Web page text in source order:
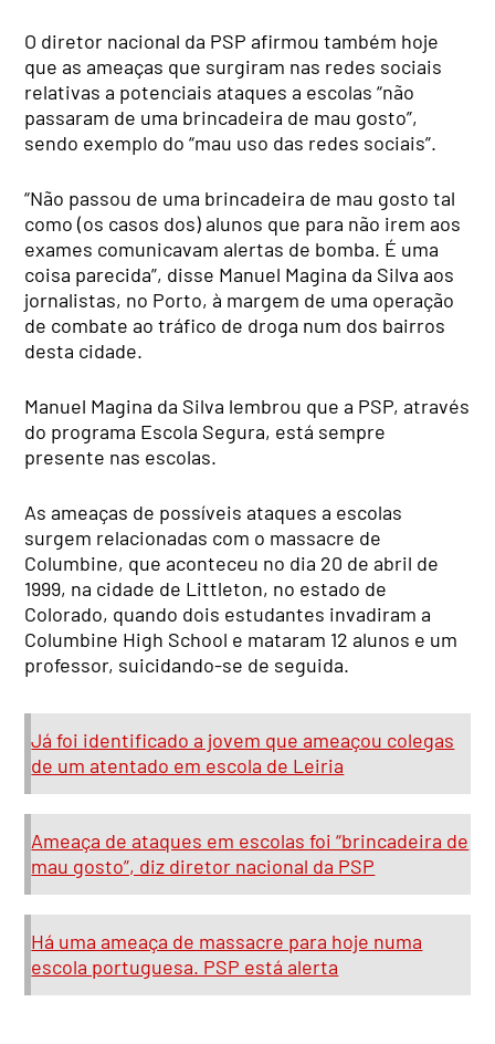
O diretor nacional da PSP afirmou também hoje
que as ameaças que surgiram nas redes sociais
relativas a potenciais ataques a escolas “não
passaram de uma brincadeira de mau gosto”,
sendo exemplo do “mau uso das redes sociais”.
“Não passou de uma brincadeira de mau gosto tal
como (os casos dos) alunos que para não irem aos
exames comunicavam alertas de bomba. É uma
coisa parecida”, disse Manuel Magina da Silva aos
jornalistas, no Porto, à margem de uma operação
de combate ao tráfico de droga num dos bairros
desta cidade.
Manuel Magina da Silva lembrou que a PSP, através
do programa Escola Segura, está sempre
presente nas escolas.
As ameaças de possíveis ataques a escolas
surgem relacionadas com o massacre de
Columbine, que aconteceu no dia 20 de abril de
1999, na cidade de Littleton, no estado de
Colorado, quando dois estudantes invadiram a
Columbine High School e mataram 12 alunos e um
professor, suicidando-se de seguida.
Já foi identificado a jovem que ameaçou colegas
de um atentado em escola de Leiria
Ameaça de ataques em escolas foi “brincadeira de
mau gosto”, diz diretor nacional da PSP
Há uma ameaça de massacre para hoje numa
escola portuguesa. PSP está alerta